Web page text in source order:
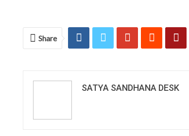
Share
SATYA SANDHANA DESK